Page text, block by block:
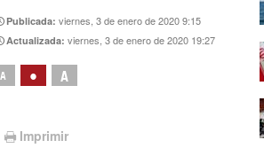
Publicada:viernes, 3 de enero de 2020 9:15
Actualizada:viernes, 3 de enero de 2020 19:27
A • A
Imprimir